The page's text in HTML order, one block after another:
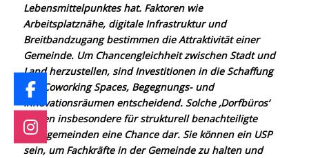
Lebensmittelpunktes hat. Faktoren wie
Arbeitsplatznähe, digitale Infrastruktur und
Breitbandzugang bestimmen die Attraktivität einer
Gemeinde. Um Chancengleichheit zwischen Stadt und
Landherzustellen, sind Investitionen in die Schaffung
von CoworkingSpaces, Begegnungs- und
Innovationsräumen entscheidend. Solche‚Dorfbüros‘
stellen insbesondere für strukturell benachteiligte
Landgemeinden eine Chance dar. Sie können ein USP
sein, um Fachkräfte in der Gemeinde zu halten und